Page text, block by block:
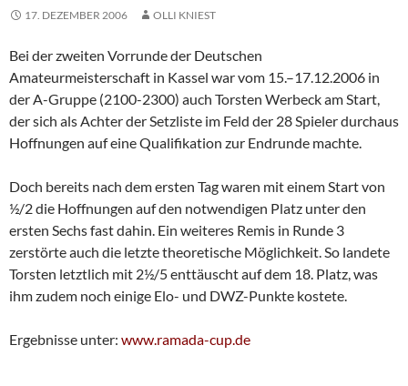
17. DEZEMBER 2006 OLLI KNIEST
Bei der zweiten Vorrunde der Deutschen
Amateurmeisterschaft in Kassel war vom 15.–17.12.2006 in
der A-Gruppe (2100-2300) auch Torsten Werbeck am Start,
der sich als Achter der Setzliste im Feld der 28 Spieler durchaus
Hoffnungen auf eine Qualifikation zur Endrunde machte.
Doch bereits nach dem ersten Tag waren mit einem Start von
½/2 die Hoffnungen auf den notwendigen Platz unter den
ersten Sechs fast dahin. Ein weiteres Remis in Runde 3
zerstörte auch die letzte theoretische Möglichkeit. So landete
Torsten letztlich mit 2½/5 enttäuscht auf dem 18. Platz, was
ihm zudem noch einige Elo- und DWZ-Punkte kostete.
Ergebnisse unter: www.ramada-cup.de